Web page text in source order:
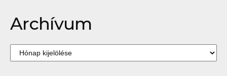
Archívum
Archívum